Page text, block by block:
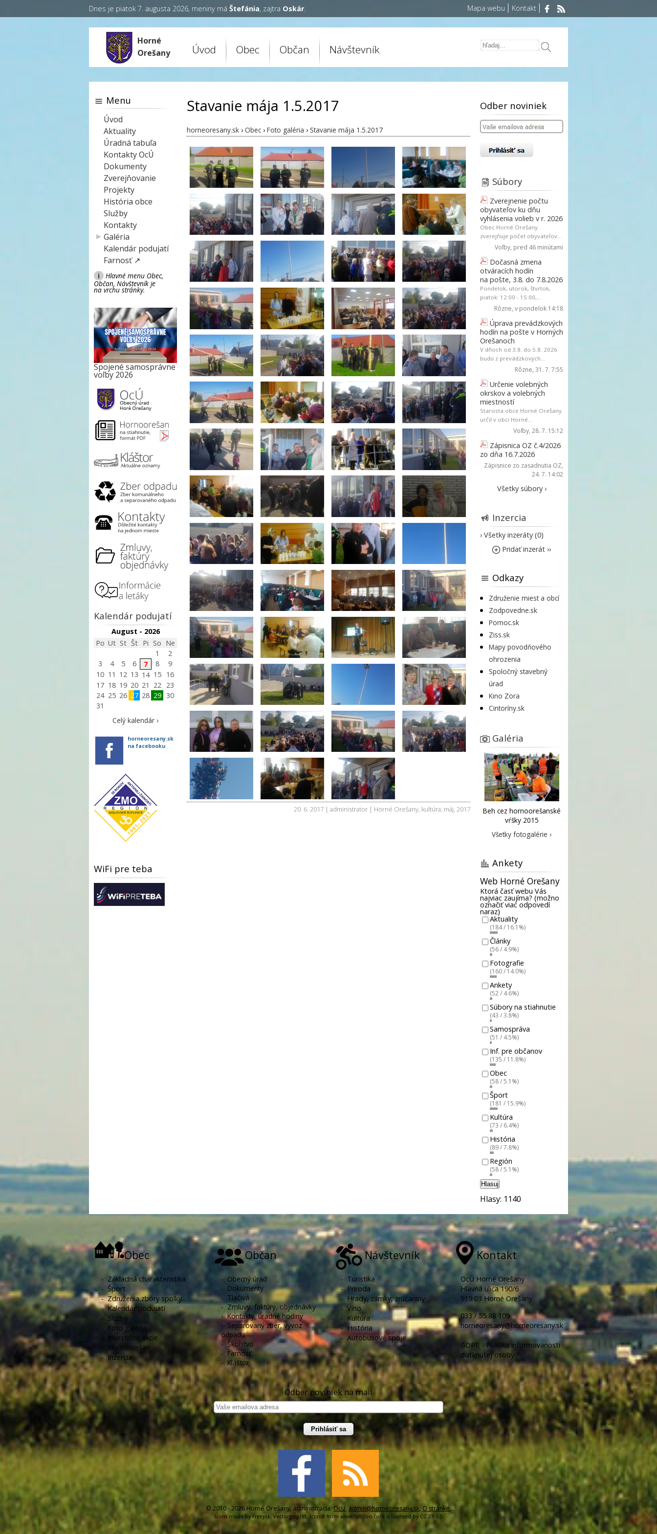
Dnes je piatok 7. augusta 2026, meniny má Štefánia, zajtra Oskár. Mapa webu Kontakt
Horné
Orešany
Úvod Obec Občan Návštevník
Stavanie mája 1.5.2017
horneoresany.sk › Obec › Foto galéria › Stavanie mája 1.5.2017
20. 6. 2017 | administrator | Horné Orešany, kultúra, máj, 2017
Menu
Úvod
Aktuality
Úradná tabuľa
Kontakty OcÚ
Dokumenty
Zverejňovanie
Projekty
História obce
Služby
Kontakty
Galéria
Kalendár podujatí
Farnosť ↗
i
Hlavné menu Obec,
Občan, Návštevník je
na vrchu stránky.
Spojené samosprávne
voľby 2026
Kalendár podujatí
August - 2026
Po Ut St Št Pi So Ne
1
2
3
4 5 6 7 8
9
10 11 12 13 14 15
16
17 18 19 20 21 22
23
24 25 26 27 28 29
30
31
Celý kalendár ›
horneoresany.sk
na facebooku
WiFi pre teba
Odber noviniek
Súbory
Zverejnenie počtu
obyvateľov ku dňu
vyhlásenia volieb v r. 2026
Obec Horné Orešany
zverejňuje počet obyvateľov...
Voľby, pred 46 minútami
Dočasná zmena
otváracích hodín
na pošte, 3.8. do 7.8.2026
Pondelok, utorok, štvrtok,
piatok: 12:00 - 15:00,...
Rôzne, v pondelok 14:18
Úprava prevádzkových
hodín na pošte v Horných
Orešanoch
V dňoch od 3.8. do 5.8. 2026
budú z prevádzkových...
Rôzne, 31. 7. 7:55
Určenie volebných
okrskov a volebných
miestností
Starosta obce Horné Orešany
určil v obci Horné...
Voľby, 28. 7. 15:12
Zápisnica OZ č.4/2026
zo dňa 16.7.2026
Zápisnice zo zasadnutia OZ,
24. 7. 14:02
Všetky súbory ›
Inzercia
› Všetky inzeráty (0)
Pridať inzerát ››
Odkazy
Združenie miest a obcí
Zodpovedne.sk
Pomoc.sk
Ziss.sk
Mapy povodňového
ohrozenia
Spoločný stavebný
úrad
Kino Zora
Cintoríny.sk
Galéria
Beh cez hornoorešanské
vŕšky 2015
Všetky fotogalérie ›
Ankety
Web Horné Orešany
Ktorá časť webu Vás
najviac zaujíma? (možno
označiť viac odpovedí
naraz)
Aktuality
(184 / 16.1%)
Články
(56 / 4.9%)
Fotografie
(160 / 14.0%)
Ankety
(52 / 4.6%)
Súbory na stiahnutie
(43 / 3.8%)
Samospráva
(51 / 4.5%)
Inf. pre občanov
(135 / 11.8%)
Obec
(58 / 5.1%)
Šport
(181 / 15.9%)
Kultúra
(73 / 6.4%)
História
(89 / 7.8%)
Región
(58 / 5.1%)
Hlasuj
Hlasy: 1140
Obec
- Základná charakteristika
- Šport
-Združenia zbory spolky
-Kalendár podujatí
- Služby
- Foto galéria
-
Investičné akcie
Hornoorešan
-Inzercia
Občan
- Obecný úrad
- Dokumenty
- Tlačivá
-Zmluvy, faktúry, objednávky
-Kontakty, úradné hodiny
- Separovaný zber, vývoz
odpadu
-Školstvo
-Farnosť
-Kláštor
Návštevník
- Turistika
-Príroda
-Hrady, zámky, zrúcaniny
-Víno
- Kultúra
-História
-Autobusové spoje
Kontakt
OcÚ Horné Orešany
Hlavná ulica 190/6
919 03 Horné Orešany
033 / 55 88 109
horneoresany@horneoresany.sk
GDPR - Politika informovanosti
dotknutej osoby
Odber noviniek na mail
Prihlásiť sa
© 2010 - 2026 Horné Orešany, administrácia: OcU, admin@horneoresany.sk, O stránke,
Icons made byFreepik, Vectorgraphit, Icons8 from www.flaticon.com is licensed by CC BY 3.0